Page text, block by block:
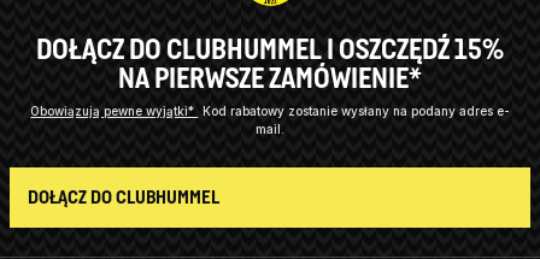
DOŁĄCZ DO CLUBHUMMEL I OSZCZĘDŹ 15%
NA PIERWSZE ZAMÓWIENIE*
Obowiązują pewne wyjątki* Kod rabatowy zostanie wysłany na podany adres e-
mail.
DOŁĄCZ DO CLUBHUMMEL